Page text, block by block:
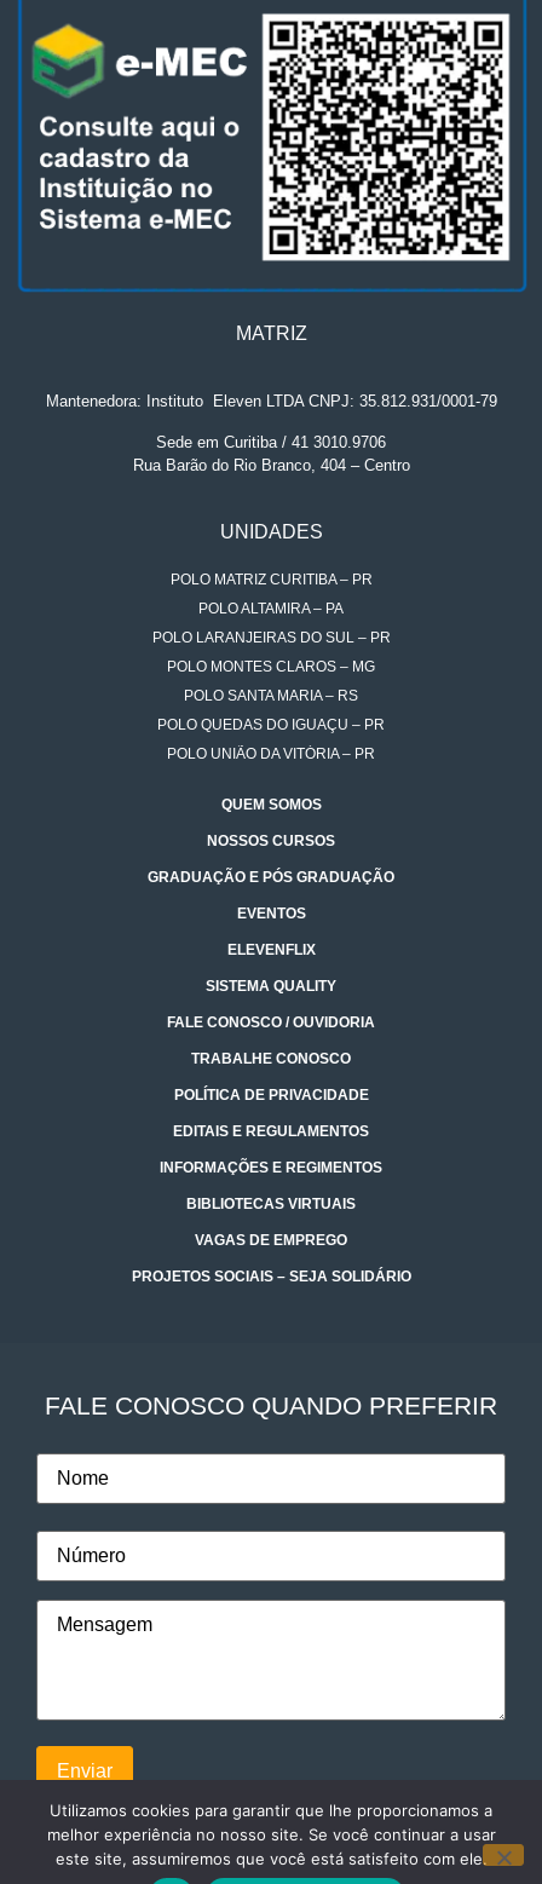
MATRIZ
Mantenedora: Instituto. Eleven LTDA CNPJ: 35.812.931/0001-79
Sede em Curitiba / 41 3010.9706
Rua Barão do Rio Branco, 404 – Centro
UNIDADES
POLO MATRIZ CURITIBA – PR
POLO ALTAMIRA – PA
POLO LARANJEIRAS DO SUL – PR
POLO MONTES CLAROS – MG
POLO SANTA MARIA – RS
POLO QUEDAS DO IGUAÇU – PR
POLO UNIÃO DA VITÓRIA – PR
QUEM SOMOS
NOSSOS CURSOS
GRADUAÇÃO E PÓS GRADUAÇÃO
EVENTOS
ELEVENFLIX
SISTEMA QUALITY
FALE CONOSCO / OUVIDORIA
TRABALHE CONOSCO
POLÍTICA DE PRIVACIDADE
EDITAIS E REGULAMENTOS
INFORMAÇÕES E REGIMENTOS
BIBLIOTECAS VIRTUAIS
VAGAS DE EMPREGO
PROJETOS SOCIAIS – SEJA SOLIDÁRIO
FALE CONOSCO QUANDO PREFERIR
Utilizamos cookies para garantir que lhe proporcionamos a
melhor experiência no nosso site. Se você continuar a usar
este site, assumiremos que você está satisfeito com ele.